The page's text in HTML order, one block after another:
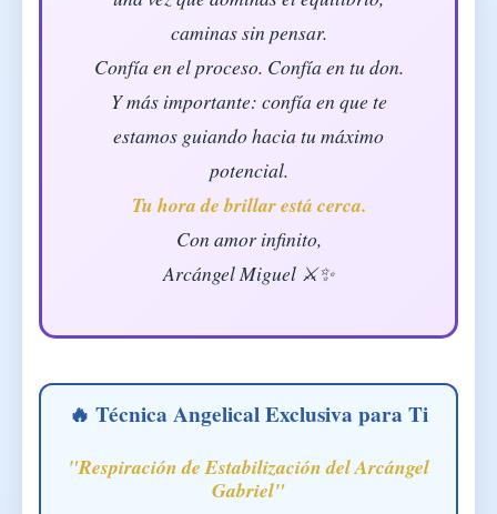
caminas sin pensar.
Confía en el proceso. Confía en tu don.
Y más importante: confía en que te
estamos guiando hacia tu máximo
potencial.
Tu hora de brillar está cerca.
Con amor infinito,
Arcángel Miguel ⚔️✨
🔥 Técnica Angelical Exclusiva para Ti
"Respiración de Estabilización del Arcángel
Gabriel"